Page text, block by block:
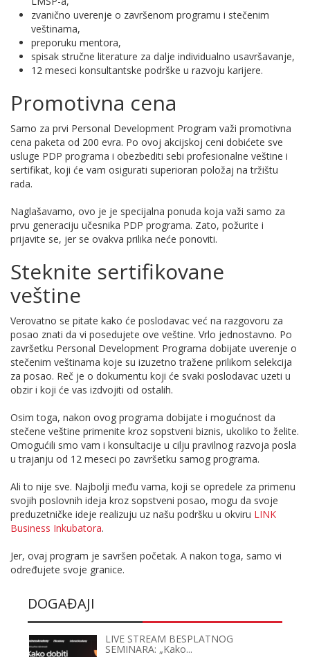
zvanično uverenje o završenom programu i stečenim
veštinama,
preporuku mentora,
spisak stručne literature za dalje individualno usavršavanje,
12 meseci konsultantske podrške u razvoju karijere.
Promotivna cena
Samo za prvi Personal Development Program važi promotivna
cena paketa od 200 evra. Po ovoj akcijskoj ceni ​dobićete sve
usluge PDP programa​ i obezbediti sebi profesionalne veštine i
sertifikat, koji će vam osigurati superioran položaj na tržištu
rada​.
​Naglašavamo, ovo je je specijalna ponuda koja važi samo za
prvu generaciju učesnika PDP programa. Zato, požurite i
prijavite se, jer se ovakva prilika neće ponoviti.
Steknite sertifikovane
veštine
Verovatno se pitate kako će poslodavac već na razgovoru za
posao znati da vi posedujete ove veštine. Vrlo jednostavno. Po
završetku Personal Development Programa dobijate uverenje o
stečenim veštinama koje su izuzetno tražene prilikom selekcija
za posao. Reč je o dokumentu koji će svaki poslodavac uzeti u
obzir i koji će vas izdvojiti od ostalih.
Osim toga, nakon ovog programa dobijate i mogućnost da
stečene veštine primenite kroz sopstveni biznis, ukoliko to želite.
Omogućili smo vam i konsultacije u cilju pravilnog razvoja posla
u trajanju od 12 meseci po završetku samog programa.
Ali to nije sve. Najbolji među vama, koji se opredele za primenu
svojih poslovnih ideja kroz sopstveni posao, mogu da svoje
preduzetničke ideje realizuju uz našu podršku u okviru LINK
Business Inkubatora.
Jer, ovaj program je savršen početak. A nakon toga, samo vi
određujete svoje granice.
DOGAĐAJI
LIVE STREAM BESPLATNOG
SEMINARA: „Kako...